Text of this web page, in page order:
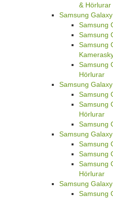
& Hörlurar
Samsung
Samsung
Samsung
Samsung
Samsung
Hörlurar
Samsung
Samsung
Samsung
Hörlurar
Samsung
Samsung
Samsung
Samsung
Samsung
Hörlurar
Samsung
Samsung